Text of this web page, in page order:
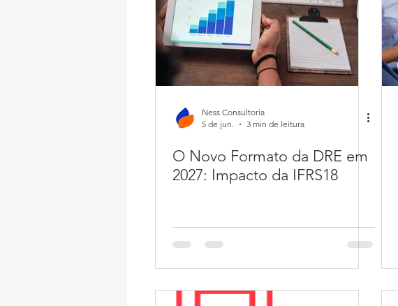
Café e Amigos Top 12
Ness Consultoria
5 de jun.
3 min de leitura
O Novo Formato da DRE em
2027: Impacto da IFRS18